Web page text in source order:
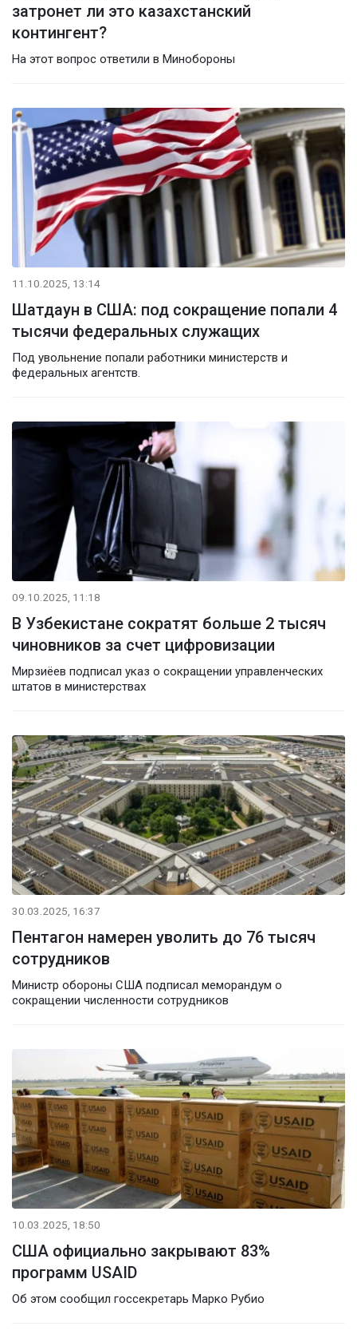
затронет ли это казахстанский
контингент?
На этот вопрос ответили в Минобороны
11.10.2025, 13:14
Шатдаун в США: под сокращение попали 4
тысячи федеральных служащих
Под увольнение попали работники министерств и
федеральных агентств.
09.10.2025, 11:18
В Узбекистане сократят больше 2 тысяч
чиновников за счет цифровизации
Мирзиёев подписал указ о сокращении управленческих
штатов в министерствах
30.03.2025, 16:37
Пентагон намерен уволить до 76 тысяч
сотрудников
Министр обороны США подписал меморандум о
сокращении численности сотрудников
10.03.2025, 18:50
США официально закрывают 83%
программ USAID
Об этом сообщил госсекретарь Марко Рубио